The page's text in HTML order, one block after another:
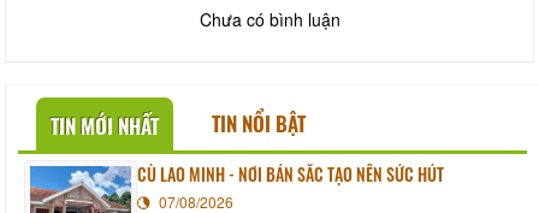
Chưa có bình luận
TIN MỚI NHẤT TIN NỔI BẬT
CÙ LAO MINH - NƠI BẢN SẮC TẠO NÊN SỨC HÚT
07/08/2026